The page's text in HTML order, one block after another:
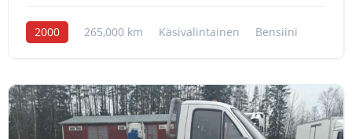
2000 265,000 km Käsivalintainen Bensiini